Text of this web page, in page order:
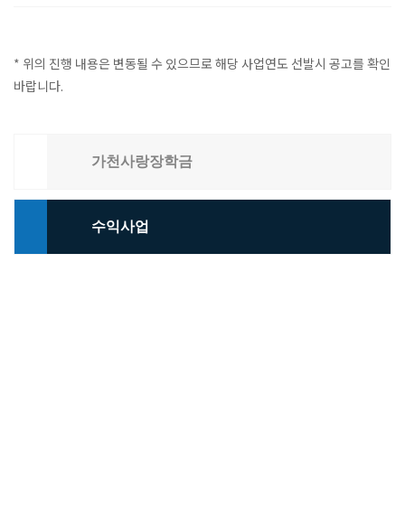
* 위의 진행 내용은 변동될 수 있으므로 해당 사업연도 선발시 공고를 확인
바랍니다.
가천사랑장학금
수익사업